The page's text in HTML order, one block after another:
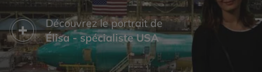
Découvrez le portrait de
Élisa - spécialiste USA